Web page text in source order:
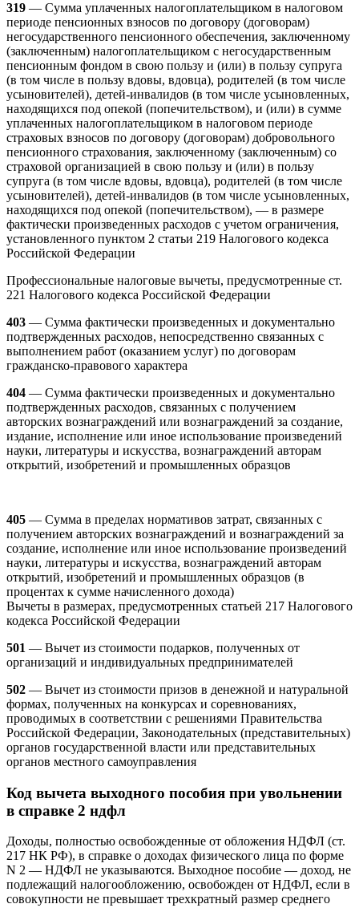
319 — Сумма уплаченных налогоплательщиком в налоговом
периоде пенсионных взносов по договору (договорам)
негосударственного пенсионного обеспечения, заключенному
(заключенным) налогоплательщиком с негосударственным
пенсионным фондом в свою пользу и (или) в пользу супруга
(в том числе в пользу вдовы, вдовца), родителей (в том числе
усыновителей), детей-инвалидов (в том числе усыновленных,
находящихся под опекой (попечительством), и (или) в сумме
уплаченных налогоплательщиком в налоговом периоде
страховых взносов по договору (договорам) добровольного
пенсионного страхования, заключенному (заключенным) со
страховой организацией в свою пользу и (или) в пользу
супруга (в том числе вдовы, вдовца), родителей (в том числе
усыновителей), детей-инвалидов (в том числе усыновленных,
находящихся под опекой (попечительством), — в размере
фактически произведенных расходов с учетом ограничения,
установленного пунктом 2 статьи 219 Налогового кодекса
Российской Федерации
Профессиональные налоговые вычеты, предусмотренные ст.
221 Налогового кодекса Российской Федерации
403 — Сумма фактически произведенных и документально
подтвержденных расходов, непосредственно связанных с
выполнением работ (оказанием услуг) по договорам
гражданско-правового характера
404 — Сумма фактически произведенных и документально
подтвержденных расходов, связанных с получением
авторских вознаграждений или вознаграждений за создание,
издание, исполнение или иное использование произведений
науки, литературы и искусства, вознаграждений авторам
открытий, изобретений и промышленных образцов
405 — Сумма в пределах нормативов затрат, связанных с
получением авторских вознаграждений и вознаграждений за
создание, исполнение или иное использование произведений
науки, литературы и искусства, вознаграждений авторам
открытий, изобретений и промышленных образцов (в
процентах к сумме начисленного дохода)
Вычеты в размерах, предусмотренных статьей 217 Налогового
кодекса Российской Федерации
501 — Вычет из стоимости подарков, полученных от
организаций и индивидуальных предпринимателей
502 — Вычет из стоимости призов в денежной и натуральной
формах, полученных на конкурсах и соревнованиях,
проводимых в соответствии с решениями Правительства
Российской Федерации, Законодательных (представительных)
органов государственной власти или представительных
органов местного самоуправления
Код вычета выходного пособия при увольнении
в справке 2 ндфл
Доходы, полностью освобожденные от обложения НДФЛ (ст.
217 НК РФ), в справке о доходах физического лица по форме
N 2 — НДФЛ не указываются. Выходное пособие — доход, не
подлежащий налогообложению, освобожден от НДФЛ, если в
совокупности не превышает трехкратный размер среднего